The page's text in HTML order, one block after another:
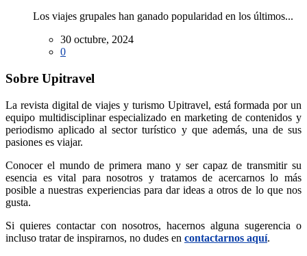
Los viajes grupales han ganado popularidad en los últimos...
30 octubre, 2024
0
Sobre Upitravel
La revista digital de viajes y turismo Upitravel, está formada por un
equipo multidisciplinar especializado en marketing de contenidos y
periodismo aplicado al sector turístico y que además, una de sus
pasiones es viajar.
Conocer el mundo de primera mano y ser capaz de transmitir su
esencia es vital para nosotros y tratamos de acercarnos lo más
posible a nuestras experiencias para dar ideas a otros de lo que nos
gusta.
Si quieres contactar con nosotros, hacernos alguna sugerencia o
incluso tratar de inspirarnos, no dudes en contactarnos aquí.